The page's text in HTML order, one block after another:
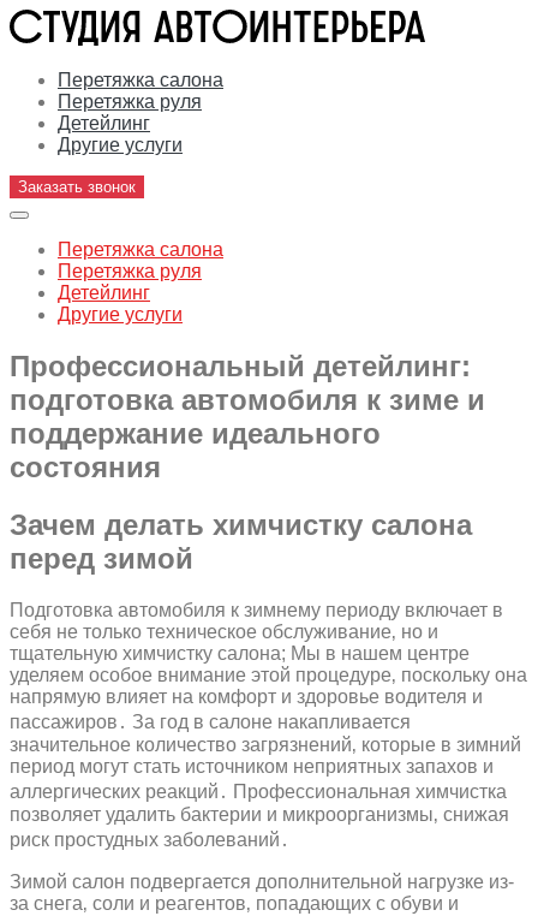
Перетяжка салона
Перетяжка руля
Детейлинг
Другие услуги
Заказать звонок
Перетяжка салона
Перетяжка руля
Детейлинг
Другие услуги
Профессиональный детейлинг:
подготовка автомобиля к зиме и
поддержание идеального
состояния
Зачем делать химчистку салона
перед зимой
Подготовка автомобиля к зимнему периоду включает в
себя не только техническое обслуживание‚ но и
тщательную химчистку салона; Мы в нашем центре
уделяем особое внимание этой процедуре‚ поскольку она
напрямую влияет на комфорт и здоровье водителя и
пассажиров․ За год в салоне накапливается
значительное количество загрязнений‚ которые в зимний
период могут стать источником неприятных запахов и
аллергических реакций․ Профессиональная химчистка
позволяет удалить бактерии и микроорганизмы‚ снижая
риск простудных заболеваний․
Зимой салон подвергается дополнительной нагрузке из-
за снега‚ соли и реагентов‚ попадающих с обуви и